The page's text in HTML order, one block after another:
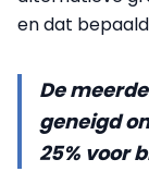
en dat
De
geneigd
25% voor